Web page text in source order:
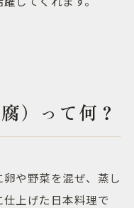
）って何？
や野菜を混ぜ、蒸し
上げた日本料理で